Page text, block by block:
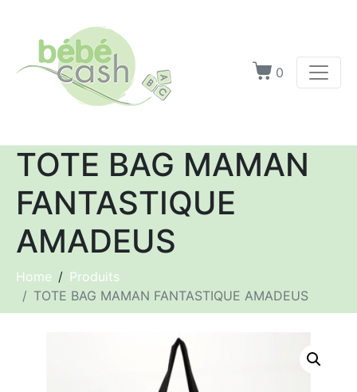
0
TOTE BAG MAMAN
FANTASTIQUE
AMADEUS
Home
Produits
TOTE BAG MAMAN FANTASTIQUE AMADEUS